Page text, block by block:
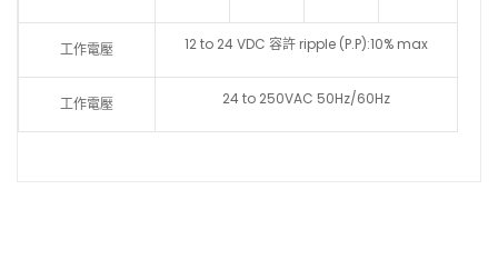
工作電壓 12 to 24 VDC 容許 ripple (P.P):10% max
工作電壓 24 to 250VAC 50Hz/60Hz